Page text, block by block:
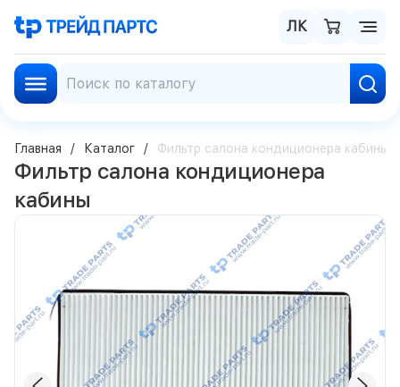
ЛК
Главная Каталог Фильтр салона кондиционера кабины
Фильтр салона кондиционера
кабины